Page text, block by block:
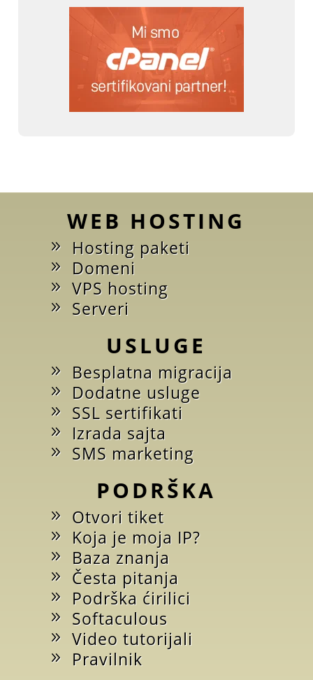
WEB HOSTING
Hosting paketi
Domeni
VPS hosting
Serveri
USLUGE
Besplatna migracija
Dodatne usluge
SSL sertifikati
Izrada sajta
SMS marketing
PODRŠKA
Otvori tiket
Koja je moja IP?
Baza znanja
Česta pitanja
Podrška ćirilici
Softaculous
Video tutorijali
Pravilnik